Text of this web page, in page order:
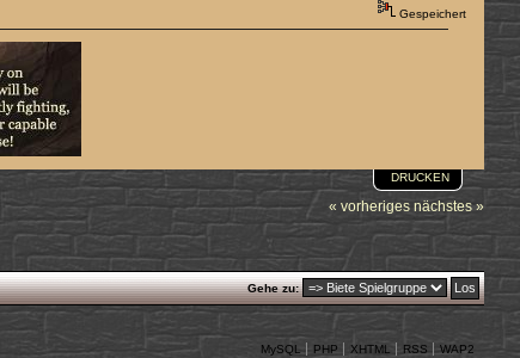
Gespeichert
DRUCKEN
« vorheriges nächstes »
Gehe zu:
MySQL PHP XHTML RSS WAP2